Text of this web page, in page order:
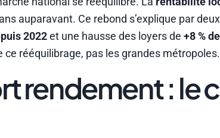
auparavant. Ce rebond s’explique par
2022et une hausse des loyers de +8 %
rééquilibrage, pas les grandes métropoles.
rendement : le